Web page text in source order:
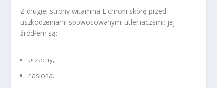
Z drugiej strony witamina E chroni skórę przed
uszkodzeniami spowodowanymi utleniaczami; jej
źródłem są:
orzechy,
nasiona.